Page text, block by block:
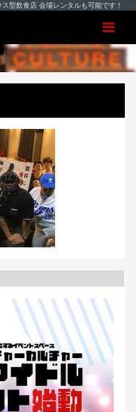
型飲食店 会場レンタルも可能です！